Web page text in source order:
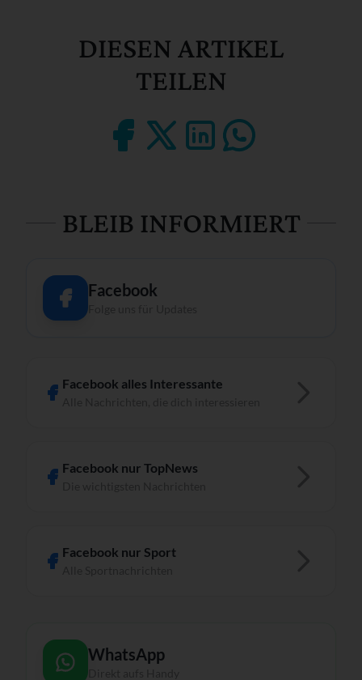
DIESEN ARTIKEL
TEILEN
BLEIB INFORMIERT
Facebook
Facebook alles Interessante
Facebook nur TopNews
Facebook nur Sport
WhatsApp